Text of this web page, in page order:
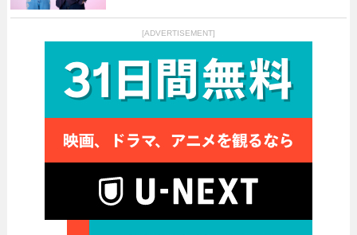
[ADVERTISEMENT]